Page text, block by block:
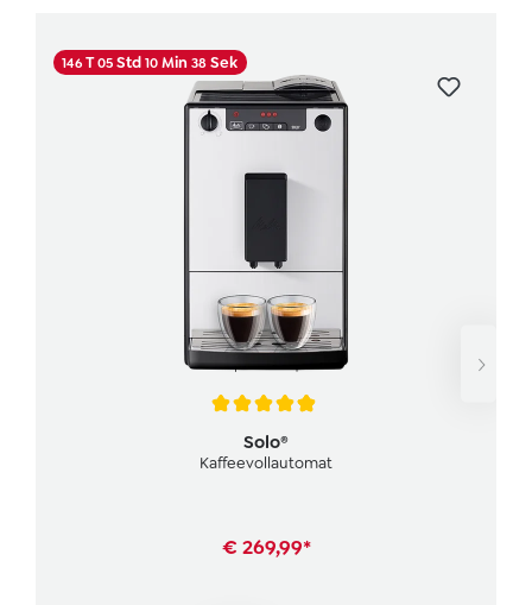
146T05Std 10Min 37 Sek
Solo®
Kaffeevollautomat
€ 269,99*